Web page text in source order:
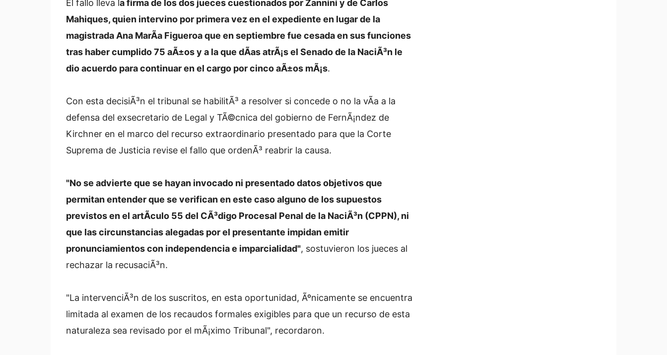
El fallo lleva la firma de los dos jueces cuestionados por Zannini y de Carlos
Mahiques, quien intervino por primera vez en el expediente en lugar de la
magistrada Ana MarÃ­a Figueroa que en septiembre fue cesada en sus funciones
tras haber cumplido 75 aÃ±os y a la que dÃ­as atrÃ¡s el Senado de la NaciÃ³n le
dio acuerdo para continuar en el cargo por cinco aÃ±os mÃ¡s.
Con esta decisiÃ³n el tribunal se habilitÃ³ a resolver si concede o no la vÃ­a a la
defensa del exsecretario de Legal y TÃ©cnica del gobierno de FernÃ¡ndez de
Kirchner en el marco del recurso extraordinario presentado para que la Corte
Suprema de Justicia revise el fallo que ordenÃ³ reabrir la causa.
"No se advierte que se hayan invocado ni presentado datos objetivos que
permitan entender que se verifican en este caso alguno de los supuestos
previstos en el artÃ­culo 55 del CÃ³digo Procesal Penal de la NaciÃ³n (CPPN), ni
que las circunstancias alegadas por el presentante impidan emitir
pronunciamientos con independencia e imparcialidad", sostuvieron los jueces al
rechazar la recusaciÃ³n.
"La intervenciÃ³n de los suscritos, en esta oportunidad, Ãºnicamente se encuentra
limitada al examen de los recaudos formales exigibles para que un recurso de esta
naturaleza sea revisado por el mÃ¡ximo Tribunal", recordaron.